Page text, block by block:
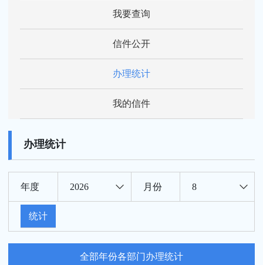
我要查询
信件公开
办理统计
我的信件
办理统计
年度 2026 月份 8
统计
全部年份各部门办理统计